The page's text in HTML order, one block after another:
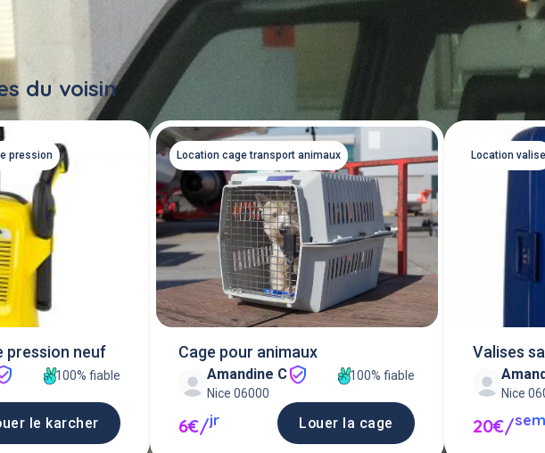
du voisin
pression
pression neuf
100% fiable
le karcher
Location cage transport animaux
Cage pour animaux
Amandine C
100% fiable
Nice 06000
6€/jr Louer la cage
Location valise
Valises
Nice
20€/sem